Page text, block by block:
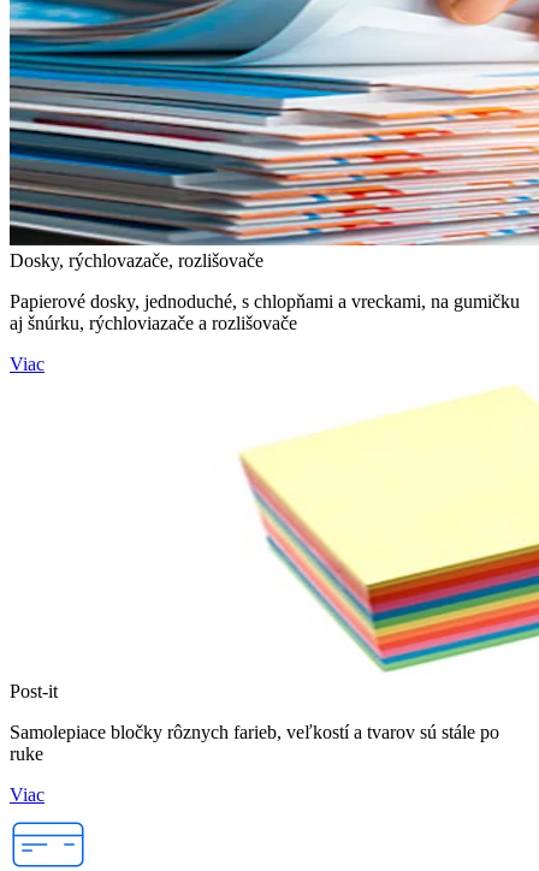
Dosky, rýchlovazače, rozlišovače
Papierové dosky, jednoduché, s chlopňami a vreckami, na gumičku
aj šnúrku, rýchloviazače a rozlišovače
Viac
Post-it
Samolepiace bločky rôznych farieb, veľkostí a tvarov sú stále po
ruke
Viac